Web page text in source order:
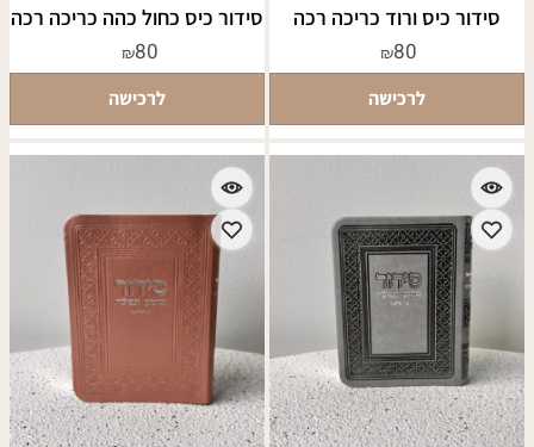
סידור כיס ורוד כריכה רכה
₪80
לרכישה
סידור כיס כחול כהה כריכה רכה
₪80
לרכישה